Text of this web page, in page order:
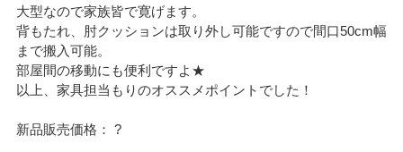
大型なので家族皆で寛げます。
背もたれ、肘クッションは取り外し可能ですので間口50cm幅
まで搬入可能。
部屋間の移動にも便利ですよ★
以上、家具担当もりのオススメポイントでした！
新品販売価格： ?